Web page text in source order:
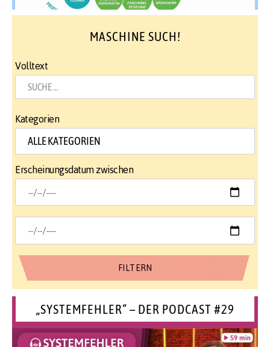
MASCHINE SUCH!
Volltext
Kategorien
Erscheinungsdatum zwischen
„SYSTEMFEHLER“ – DER PODCAST #29